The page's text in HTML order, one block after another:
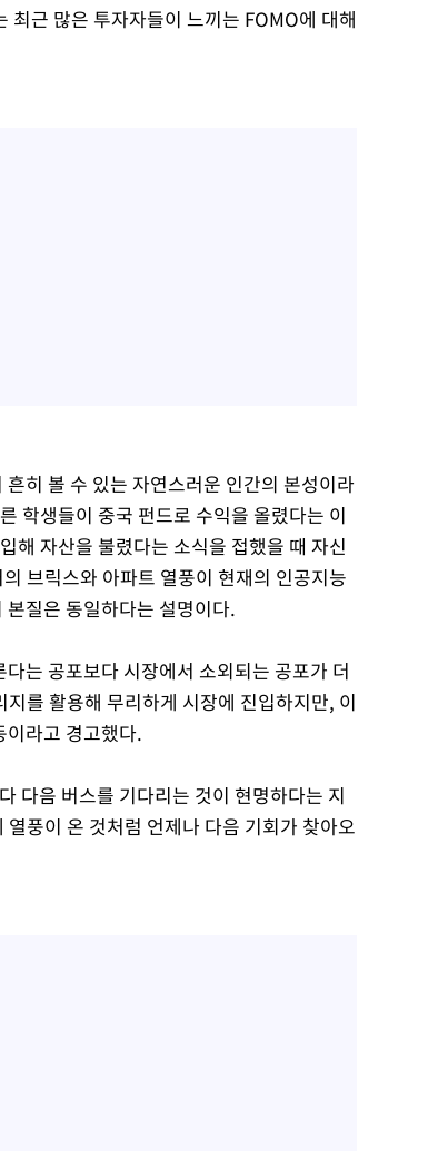
근 많은 투자자들이 느끼는 FOMO에 대해
히 볼 수 있는 자연스러운 인간의 본성이라
학생들이 중국 펀드로 수익을 올렸다는 이
해 자산을 불렸다는 소식을 접했을 때 자신
브릭스와 아파트 열풍이 현재의 인공지능
질은 동일하다는 설명이다.
는 공포보다 시장에서 소외되는 공포가 더
를 활용해 무리하게 시장에 진입하지만, 이
이라고 경고했다.
다음 버스를 기다리는 것이 현명하다는 지
풍이 온 것처럼 언제나 다음 기회가 찾아오